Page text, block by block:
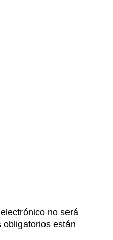
no será
obligatorios están